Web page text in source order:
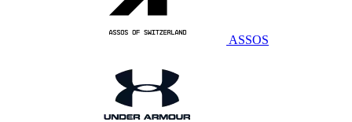
ASSOS